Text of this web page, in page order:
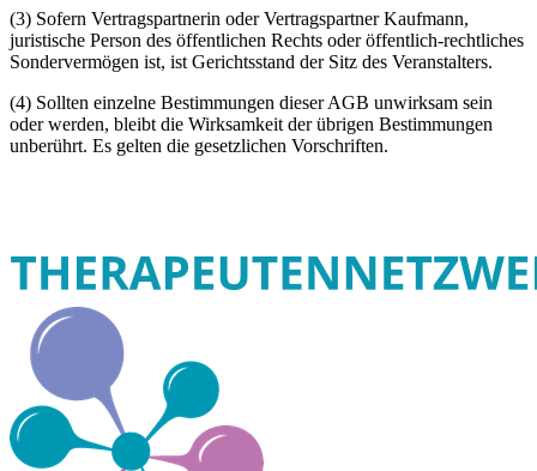
(3) Sofern Vertragspartnerin oder Vertragspartner Kaufmann,
juristische Person des öffentlichen Rechts oder öffentlich-rechtliches
Sondervermögen ist, ist Gerichtsstand der Sitz des Veranstalters.
(4) Sollten einzelne Bestimmungen dieser AGB unwirksam sein
oder werden, bleibt die Wirksamkeit der übrigen Bestimmungen
unberührt. Es gelten die gesetzlichen Vorschriften.